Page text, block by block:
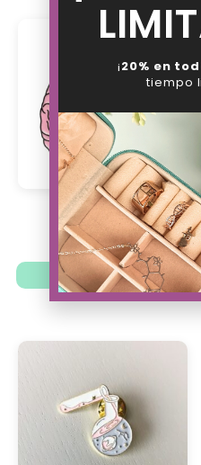
Pin Usa bien tu...
9.88€ 7.71€
Añadir al carrito
¡20% en
tiempo